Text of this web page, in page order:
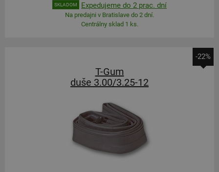
SKLADOM Expedujeme do 2 prac. dní
Na predajni v Bratislave do 2 dní.
Centrálny sklad 1 ks.
-22%
T-Gum
duše 3.00/3.25-12